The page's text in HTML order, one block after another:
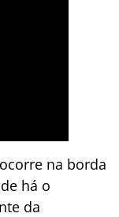
na borda
há o
da